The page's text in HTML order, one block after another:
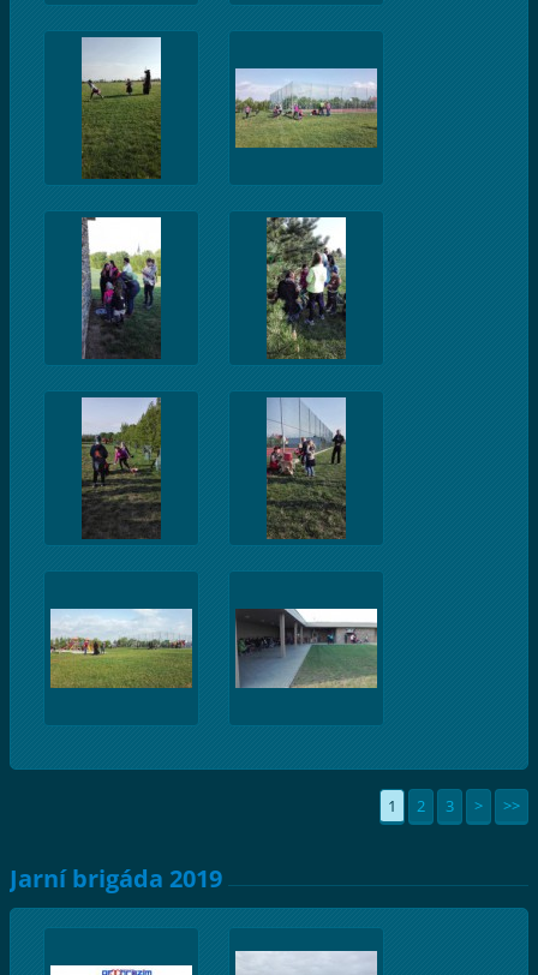
1 2 3 > >>
Jarní brigáda 2019